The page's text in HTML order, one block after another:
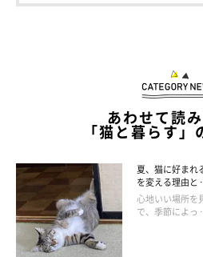
あわせて読
「猫と暮らす
夏、猫に好ま
を変える理由と
心地いい場所を
で、季節によっ